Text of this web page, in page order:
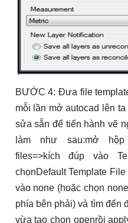
BƯỚC4: Đưa file
mỗi lần mở autocad lên
sửa sẵn để tiến hành vẽ
làm như sau:mở hộp
files=>kích đúp vào
chọnDefault Template
vào none (hoặc chọn
phía bên phải) và tìm đến
vừa tạo chọn openrồi